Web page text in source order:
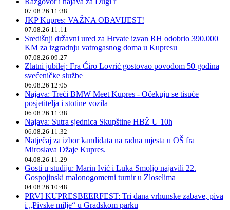
07.08.26 11:38
JKP Kupres: VAŽNA OBAVIJEST!
07.08.26 11:11
Središnji državni ured za Hrvate izvan RH odobrio 390.000
KM za izgradnju vatrogasnog doma u Kupresu
07.08.26 09:27
Zlatni jubilej: Fra Ćiro Lovrić gostovao povodom 50 godina
svećeničke službe
06.08.26 12:05
Najava: Treći BMW Meet Kupres - Očekuju se tisuće
posjetitelja i stotine vozila
06.08.26 11:38
Najava: Sutra sjednica Skupštine HBŽ U 10h
06.08.26 11:32
Natječaj za izbor kandidata na radna mjesta u OŠ fra
Miroslava Džaje Kupres.
04.08.26 11:29
Gosti u studiju: Marin Ivić i Luka Smoljo najavili 22.
Gospojinski malonogometni turnir u Zloselima
04.08.26 10:48
PRVI KUPRESBEERFEST: Tri dana vrhunske zabave, piva
i „Pivske milje“ u Gradskom parku